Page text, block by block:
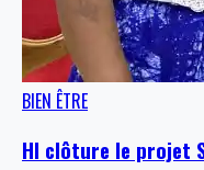
BIEN ÊTRE
HI clôture le projet